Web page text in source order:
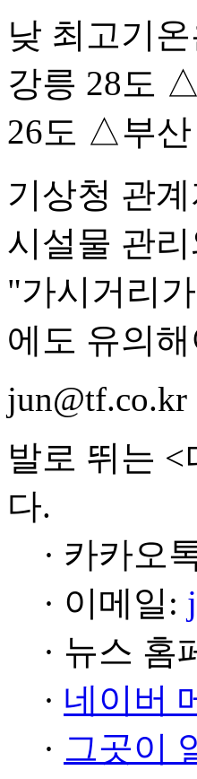
낮 최고기
강릉 28도
26도 △부
기상청 관
시설물 관
"가시거리
에도 유의
jun@tf.co.kr
발로 뛰는
다.
· 카카오
· 이메일:
· 뉴스 홈
· 네이버
· 그곳이